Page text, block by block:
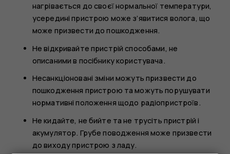
нагрівається до своєї нормальної температури,
усередині пристрою може з’явитися волога, що
може призвести до пошкодження.
Не відкривайте пристрій способами, не
описаними в посібнику користувача.
Несанкціоновані зміни можуть призвести до
пошкодження пристрою та можуть порушувати
нормативні положення щодо радіопристроїв.
Не кидайте, не бийте та не трусіть пристрій і
акумулятор. Грубе поводження може призвести
до виходу пристрою з ладу.